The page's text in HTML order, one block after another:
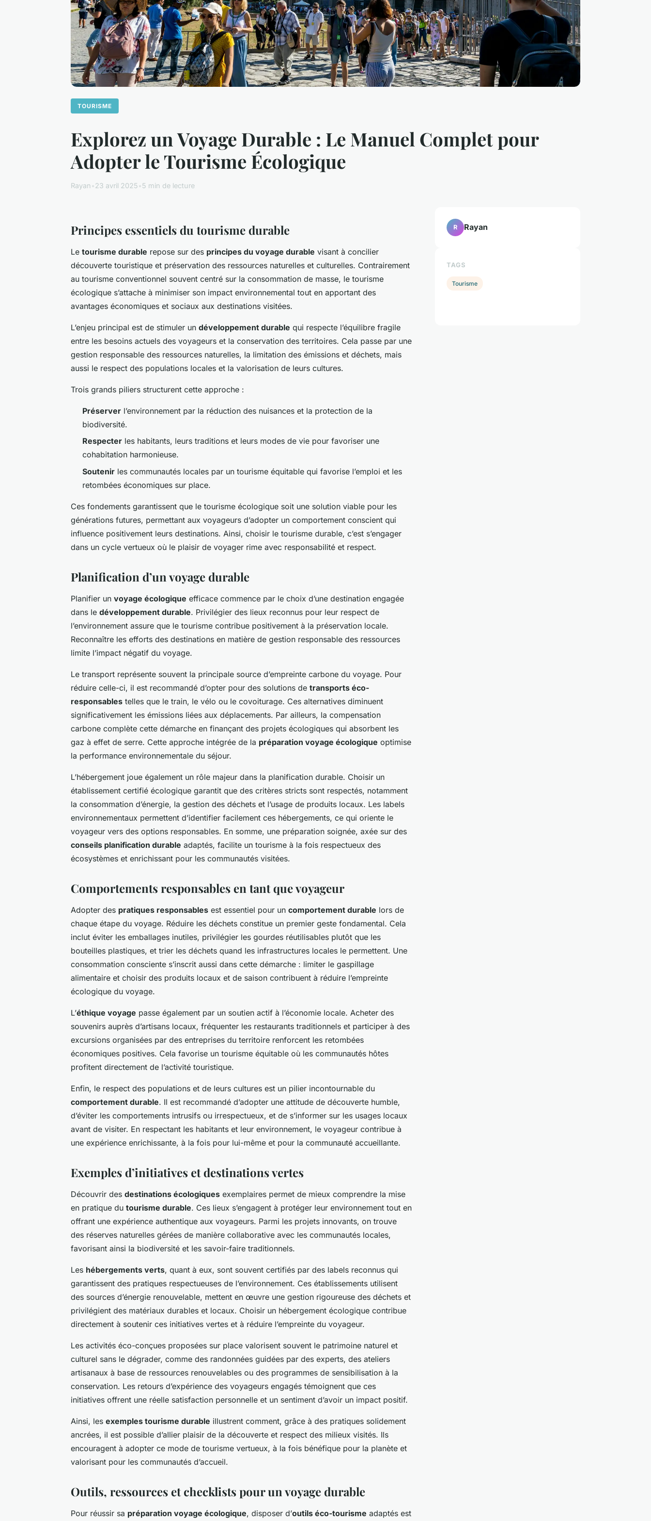
TOURISME
Explorez un Voyage Durable : Le Manuel Complet pour
Adopter le Tourisme Écologique
Rayan •23 avril 2025•5 min de lecture
Principes essentiels du tourisme durable
Le tourisme durable repose sur des principes du voyage durable visant à concilier
découverte touristique et préservation des ressources naturelles et culturelles. Contrairement
au tourisme conventionnel souvent centré sur la consommation de masse, le tourisme
écologique s’attache à minimiser son impact environnemental tout en apportant des
avantages économiques et sociaux aux destinations visitées.
L’enjeu principal est de stimuler un développement durable qui respecte l’équilibre fragile
entre les besoins actuels des voyageurs et la conservation des territoires. Cela passe par une
gestion responsable des ressources naturelles, la limitation des émissions et déchets, mais
aussi le respect des populations locales et la valorisation de leurs cultures.
Trois grands piliers structurent cette approche :
Préserver l’environnement par la réduction des nuisances et la protection de la
biodiversité.
Respecter les habitants, leurs traditions et leurs modes de vie pour favoriser une
cohabitation harmonieuse.
Soutenir les communautés locales par un tourisme équitable qui favorise l’emploi et les
retombées économiques sur place.
Ces fondements garantissent que le tourisme écologique soit une solution viable pour les
générations futures, permettant aux voyageurs d’adopter un comportement conscient qui
influence positivement leurs destinations. Ainsi, choisir le tourisme durable, c’est s’engager
dans un cycle vertueux où le plaisir de voyager rime avec responsabilité et respect.
Planification d’un voyage durable
Planifier un voyage écologique efficace commence par le choix d’une destination engagée
dans le développement durable. Privilégier des lieux reconnus pour leur respect de
l’environnement assure que le tourisme contribue positivement à la préservation locale.
Reconnaître les efforts des destinations en matière de gestion responsable des ressources
limite l’impact négatif du voyage.
Le transport représente souvent la principale source d’empreinte carbone du voyage. Pour
réduire celle-ci, il est recommandé d’opter pour des solutions de transports éco-
responsables telles que le train, le vélo ou le covoiturage. Ces alternatives diminuent
significativement les émissions liées aux déplacements. Par ailleurs, la compensation
carbone complète cette démarche en finançant des projets écologiques qui absorbent les
gaz à effet de serre. Cette approche intégrée de la préparation voyage écologique optimise
la performance environnementale du séjour.
L’hébergement joue également un rôle majeur dans la planification durable. Choisir un
établissement certifié écologique garantit que des critères stricts sont respectés, notamment
la consommation d’énergie, la gestion des déchets et l’usage de produits locaux. Les labels
environnementaux permettent d’identifier facilement ces hébergements, ce qui oriente le
voyageur vers des options responsables. En somme, une préparation soignée, axée sur des
conseils planification durable adaptés, facilite un tourisme à la fois respectueux des
écosystèmes et enrichissant pour les communautés visitées.
Comportements responsables en tant que voyageur
Adopter des pratiques responsables est essentiel pour un comportement durable lors de
chaque étape du voyage. Réduire les déchets constitue un premier geste fondamental. Cela
inclut éviter les emballages inutiles, privilégier les gourdes réutilisables plutôt que les
bouteilles plastiques, et trier les déchets quand les infrastructures locales le permettent. Une
consommation consciente s’inscrit aussi dans cette démarche : limiter le gaspillage
alimentaire et choisir des produits locaux et de saison contribuent à réduire l’empreinte
écologique du voyage.
L’éthique voyage passe également par un soutien actif à l’économie locale. Acheter des
souvenirs auprès d’artisans locaux, fréquenter les restaurants traditionnels et participer à des
excursions organisées par des entreprises du territoire renforcent les retombées
économiques positives. Cela favorise un tourisme équitable où les communautés hôtes
profitent directement de l’activité touristique.
Enfin, le respect des populations et de leurs cultures est un pilier incontournable du
comportement durable. Il est recommandé d’adopter une attitude de découverte humble,
d’éviter les comportements intrusifs ou irrespectueux, et de s’informer sur les usages locaux
avant de visiter. En respectant les habitants et leur environnement, le voyageur contribue à
une expérience enrichissante, à la fois pour lui-même et pour la communauté accueillante.
Exemples d’initiatives et destinations vertes
Découvrir des destinations écologiques exemplaires permet de mieux comprendre la mise
en pratique du tourisme durable. Ces lieux s’engagent à protéger leur environnement tout en
offrant une expérience authentique aux voyageurs. Parmi les projets innovants, on trouve
des réserves naturelles gérées de manière collaborative avec les communautés locales,
favorisant ainsi la biodiversité et les savoir-faire traditionnels.
Les hébergements verts, quant à eux, sont souvent certifiés par des labels reconnus qui
garantissent des pratiques respectueuses de l’environnement. Ces établissements utilisent
des sources d’énergie renouvelable, mettent en œuvre une gestion rigoureuse des déchets et
privilégient des matériaux durables et locaux. Choisir un hébergement écologique contribue
directement à soutenir ces initiatives vertes et à réduire l’empreinte du voyageur.
Les activités éco-conçues proposées sur place valorisent souvent le patrimoine naturel et
culturel sans le dégrader, comme des randonnées guidées par des experts, des ateliers
artisanaux à base de ressources renouvelables ou des programmes de sensibilisation à la
conservation. Les retours d’expérience des voyageurs engagés témoignent que ces
initiatives offrent une réelle satisfaction personnelle et un sentiment d’avoir un impact positif.
Ainsi, les exemples tourisme durable illustrent comment, grâce à des pratiques solidement
ancrées, il est possible d’allier plaisir de la découverte et respect des milieux visités. Ils
encouragent à adopter ce mode de tourisme vertueux, à la fois bénéfique pour la planète et
valorisant pour les communautés d’accueil.
Outils, ressources et checklists pour un voyage durable
Pour réussir sa préparation voyage écologique, disposer d’outils éco-tourisme adaptés est
R Rayan
TAGS
Tourisme